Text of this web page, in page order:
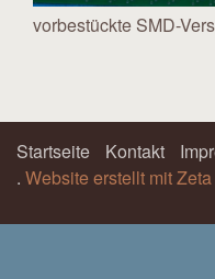
vorbestückte SMD-
Startseite Kontakt
. Website erstellt mit